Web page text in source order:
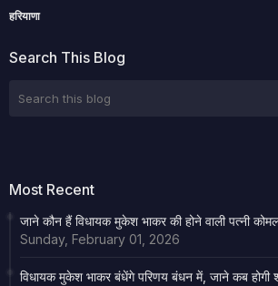
हरियाणा
Search This Blog
Most Recent
जाने कौन हैं विधायक मुकेश भाकर की होने वाली पत्नी
Sunday, February 01, 2026
विधायक मुकेश भाकर बंधेंगे परिणय बंधन में, जाने कब होगी